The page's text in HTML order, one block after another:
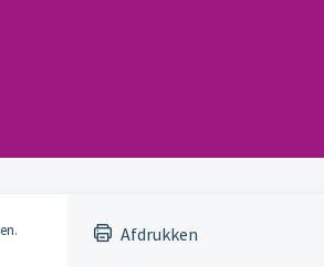
Afdrukken